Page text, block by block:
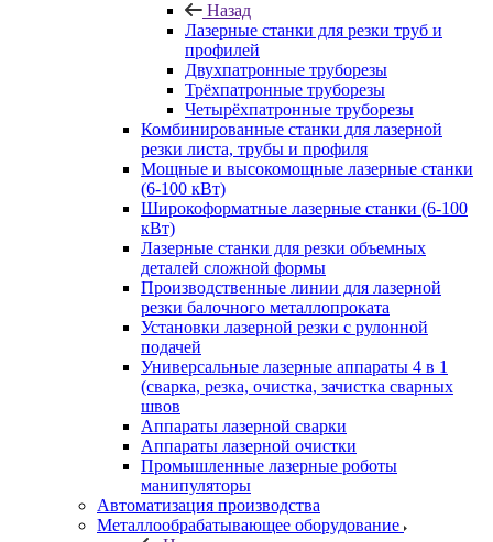
Назад
Лазерные станки для резки труб и
профилей
Двухпатронные труборезы
Трёхпатронные труборезы
Четырёхпатронные труборезы
Комбинированные станки для лазерной
резки листа, трубы и профиля
Мощные и высокомощные лазерные станки
(6-100 кВт)
Широкоформатные лазерные станки (6-100
кВт)
Лазерные станки для резки объемных
деталей сложной формы
Производственные линии для лазерной
резки балочного металлопроката
Установки лазерной резки с рулонной
подачей
Универсальные лазерные аппараты 4 в 1
(сварка, резка, очистка, зачистка сварных
швов
Аппараты лазерной сварки
Аппараты лазерной очистки
Промышленные лазерные роботы
манипуляторы
Автоматизация производства
Металлообрабатывающее оборудование